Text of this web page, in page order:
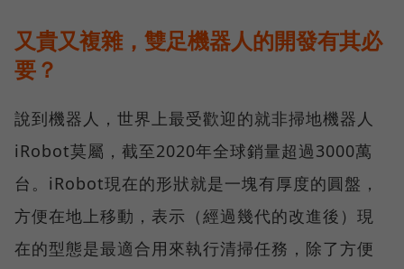
又貴又複雜，雙足機器人的開發有其必
要？
說到機器人，世界上最受歡迎的就非掃地機器人
iRobot莫屬，截至2020年全球銷量超過3000萬
台。iRobot現在的形狀就是一塊有厚度的圓盤，
方便在地上移動，表示（經過幾代的改進後）現
在的型態是最適合用來執行清掃任務，除了方便